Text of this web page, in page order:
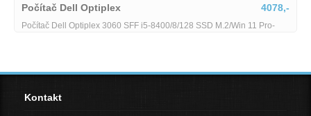
4078,-
SSD M.2/Win 11 Pro- Dell Optiplex 5060 MT - i5-8600 - 8 GB - 256
Kontakt